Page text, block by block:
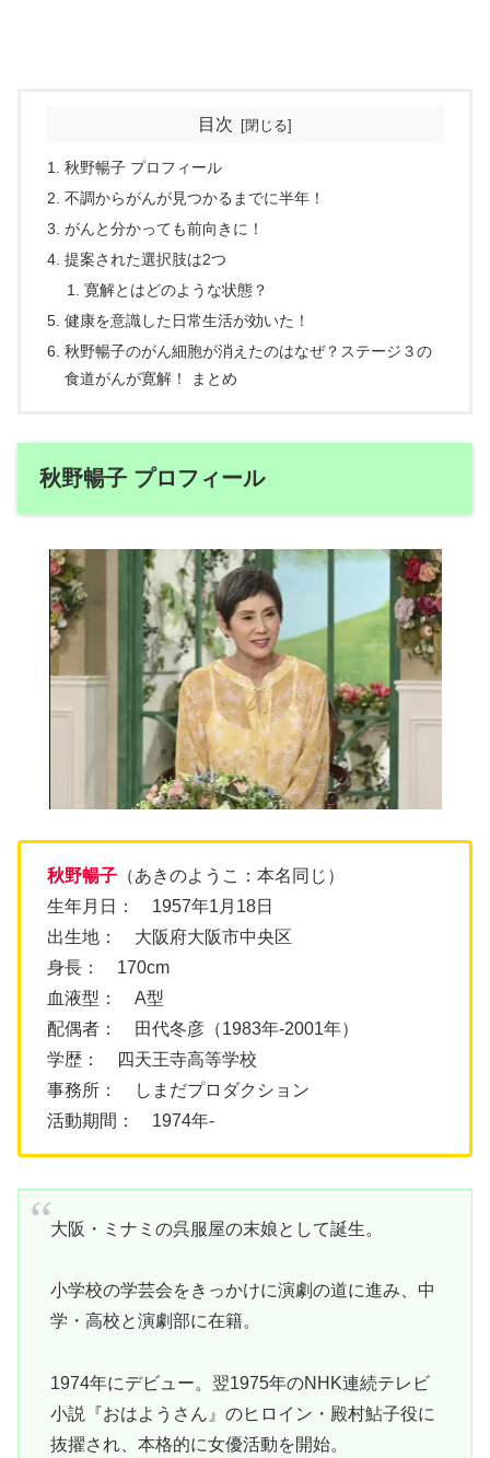
目次
秋野暢子 プロフィール
不調からがんが見つかるまでに半年！
がんと分かっても前向きに！
提案された選択肢は2つ
寛解とはどのような状態？
健康を意識した日常生活が効いた！
秋野暢子のがん細胞が消えたのはなぜ？ステージ３の
食道がんが寛解！ まとめ
秋野暢子 プロフィール
秋野暢子 （あきのようこ：本名同じ）
生年月日： 1957年1月18日
出生地： 大阪府大阪市中央区
身長： 170cm
血液型： A型
配偶者： 田代冬彦（1983年-2001年）
学歴： 四天王寺高等学校
事務所： しまだプロダクション
活動期間： 1974年-
大阪・ミナミの呉服屋の末娘として誕生。
小学校の学芸会をきっかけに演劇の道に進み、中
学・高校と演劇部に在籍。
1974年にデビュー。翌1975年のNHK連続テレビ
小説『おはようさん』のヒロイン・殿村鮎子役に
抜擢され、本格的に女優活動を開始。